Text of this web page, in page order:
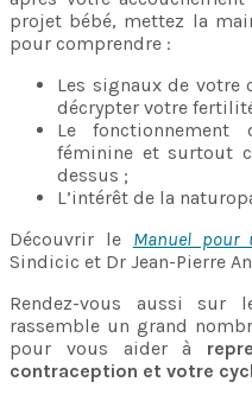
projet bébé, mettez la
pour comprendre :
Les signaux de votre
décrypter votre
Le
féminine et surtout
dessus ;
L’intérêt de la
Découvrir le Manuel pour
Sindicic et Dr Jean-Pierre
Rendez-vous aussi sur
rassemble un grand
pour vous aider à
contraception et votre